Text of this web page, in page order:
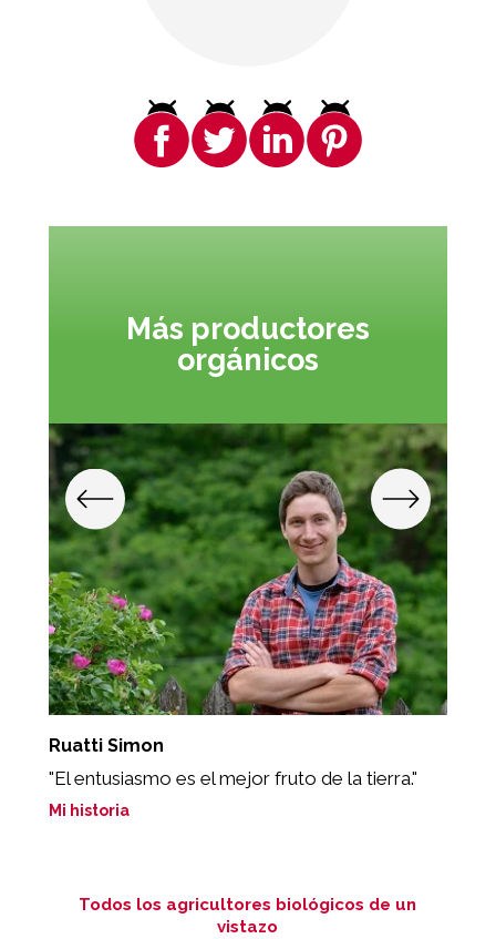
Más productores
orgánicos
Ruatti Simon
"El entusiasmo es el mejor fruto de la tierra."
Mi historia
Todos los agricultores biológicos de un
vistazo